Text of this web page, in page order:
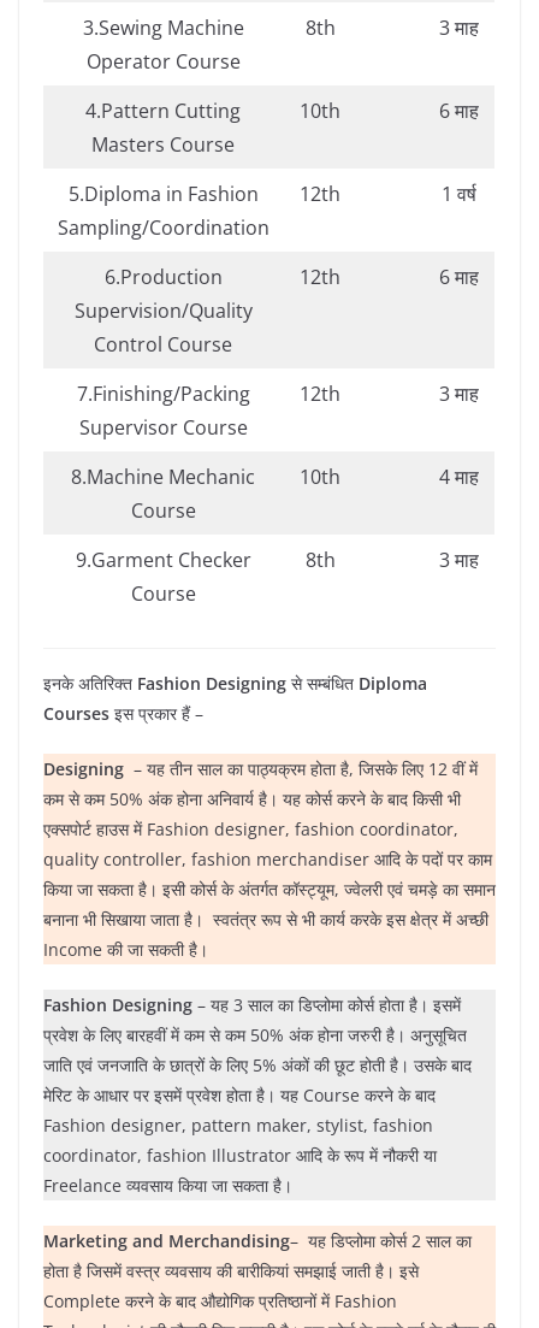
3.Sewing Machine
Operator Course
8th 3 माह
4.Pattern Cutting
Masters Course
10th 6 माह
5.Diploma in Fashion
Sampling/Coordination
12th 1 वर्ष
6.Production
Supervision/Quality
Control Course
12th 6 माह
7.Finishing/Packing
Supervisor Course
12th 3 माह
8.Machine Mechanic
Course
10th 4 माह
9.Garment Checker
Course
8th 3 माह
इनके अतिरिक्त Fashion Designing से सम्बंधित Diploma
Courses इस प्रकार हैं –
Designing – यह तीन साल का पाठ्यक्रम होता है, जिसके लिए 12 वीं में
कम से कम 50% अंक होना अनिवार्य है। यह कोर्स करने के बाद किसी भी
एक्सपोर्ट हाउस में Fashion designer, fashion coordinator,
quality controller, fashion merchandiser आदि के पदों पर काम
किया जा सकता है। इसी कोर्स के अंतर्गत कॉस्ट्यूम, ज्वेलरी एवं चमड़े का समान
बनाना भी सिखाया जाता है। स्वतंत्र रूप से भी कार्य करके इस क्षेत्र में अच्छी
Income की जा सकती है।
Fashion Designing – यह 3 साल का डिप्लोमा कोर्स होता है। इसमें
प्रवेश के लिए बारहवीं में कम से कम 50% अंक होना जरुरी है। अनुसूचित
जाति एवं जनजाति के छात्रों के लिए 5% अंकों की छूट होती है। उसके बाद
मेरिट के आधार पर इसमें प्रवेश होता है। यह Course करने के बाद
Fashion designer, pattern maker, stylist, fashion
coordinator, fashion Illustrator आदि के रूप में नौकरी या
Freelance व्यवसाय किया जा सकता है।
Marketing and Merchandising– यह डिप्लोमा कोर्स 2 साल का
होता है जिसमें वस्त्र व्यवसाय की बारीकियां समझाई जाती है। इसे
Complete करने के बाद औद्योगिक प्रतिष्ठानों में Fashion